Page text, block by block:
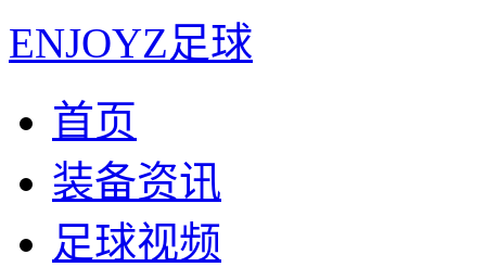
ENJOYZ足球
首页
装备资讯
足球视频